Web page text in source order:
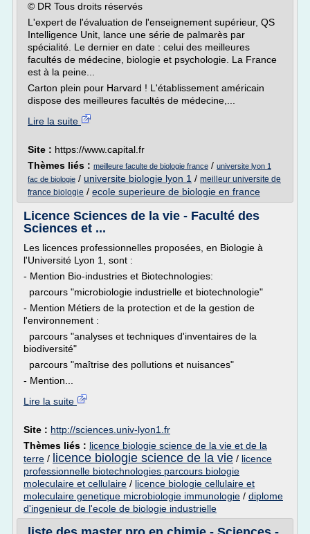
© DR Tous droits réservés
L'expert de l'évaluation de l'enseignement supérieur, QS
Intelligence Unit, lance une série de palmarès par
spécialité. Le dernier en date : celui des meilleures
facultés de médecine, biologie et psychologie. La France
est à la peine...
Carton plein pour Harvard ! L'établissement américain
dispose des meilleures facultés de médecine,...
Lire la suite
Site : https://www.capital.fr
Thèmes liés : meilleure faculte de biologie france / universite lyon 1
fac de biologie / universite biologie lyon 1 / meilleur universite de
france biologie / ecole superieure de biologie en france
Licence Sciences de la vie - Faculté des
Sciences et ...
Les licences professionnelles proposées, en Biologie à
l'Université Lyon 1, sont :
- Mention Bio-industries et Biotechnologies:
parcours "microbiologie industrielle et biotechnologie"
- Mention Métiers de la protection et de la gestion de
l'environnement :
parcours "analyses et techniques d'inventaires de la
biodiversité"
parcours "maîtrise des pollutions et nuisances"
- Mention...
Lire la suite
Site : http://sciences.univ-lyon1.fr
Thèmes liés : licence biologie science de la vie et de la
terre / licence biologie science de la vie / licence
professionnelle biotechnologies parcours biologie
moleculaire et cellulaire / licence biologie cellulaire et
moleculaire genetique microbiologie immunologie / diplome
d'ingenieur de l'ecole de biologie industrielle